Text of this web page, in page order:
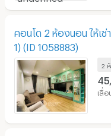
คอนโด 2 ห้องนอน ให้เช่
1) (ID 1058883)
2